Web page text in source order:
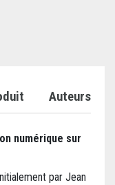
Auteurs
numérique sur
par Jean